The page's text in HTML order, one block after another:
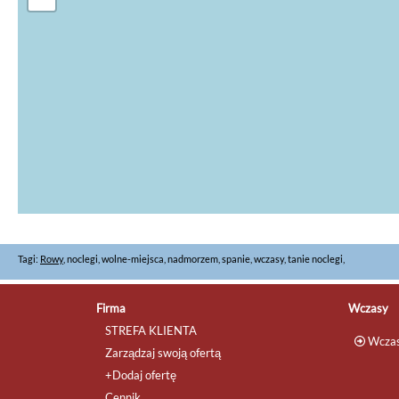
Tagi: Rowy, noclegi, wolne-miejsca, nadmorzem, spanie, wczasy, tanie noclegi,
Firma
STREFA KLIENTA
Zarządzaj swoją ofertą
+Dodaj ofertę
Wczasy